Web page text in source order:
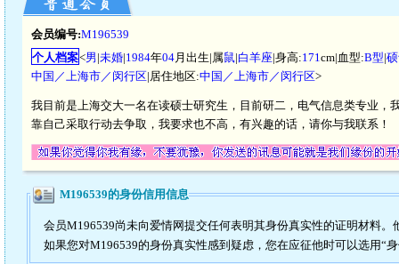
会员编号:M196539
个人档案<男|未婚|1984年04月出生|属鼠|白羊座|身高:171cm|血型:B型|
中国／上海市／闵行区|居住地区:中国／上海市／闵行区>
我目前是上海交大一名在读硕士研究生，目前研二，电气信息类专业
靠自己采取行动去争取，我要求也不高，有兴趣的话，请你与我联系！
M196539的身份信用信息
会员M196539尚未向爱情网提交任何表明其身份真实性的证明材料。
如果您对M196539的身份真实性感到疑虑，您在应征他时可以选用“